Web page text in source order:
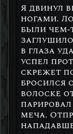
Я двинул
ногами.
были
в глаза
успел
скрежет
бросился
волоске
меча.